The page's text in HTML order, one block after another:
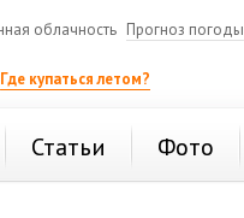
облачность Прогноз погоды
Где купаться летом?
Статьи Фото